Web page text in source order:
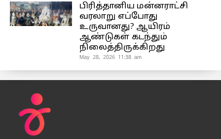
பிரித்தானிய மன்னராட்சி
வரலாறு எப்போது
உருவானது? ஆயிரம்
ஆண்டுகள் கடந்தும்
நிலைத்திருக்கிறது
May 28, 2026 11:38 am